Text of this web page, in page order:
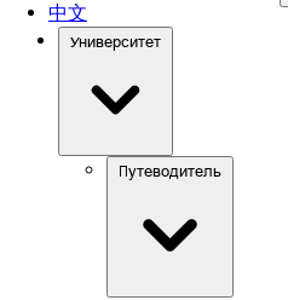
中文
Университет
Путеводитель